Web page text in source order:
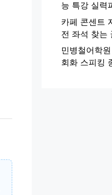
능 특강 실력
카페 콘센트
전 좌석 찾는
민병철어학
회화 스피킹